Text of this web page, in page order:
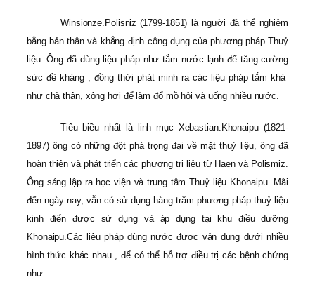
Winsionze.Polisniz (1799-1851) là người đã thể nghiệm
bằng bản thân và khẳng định công dụng của phương pháp Thuỷ
liệu. Ông đã dùng liệu pháp như tắm nước lạnh để tăng cường
sức đề kháng , đồng thời phát minh ra các liệu pháp tắm khá
như chà thân, xông hơi để làm đổ mồ hôi và uống nhiều nước.
Tiêu biều nhất là linh mục Xebastian.Khonaipu (1821-
1897) ông có những đột phá trọng đại về mặt thuỷ liệu, ông đã
hoàn thiện và phát triển các phương trị liệu từ Haen và Polismiz.
Ông sáng lập ra học viện và trung tâm Thuỷ liệu Khonaipu. Mãi
đến ngày nay, vẫn có sử dụng hàng trăm phương pháp thuỷ liệu
kinh điển được sử dụng và áp dụng tại khu điều dưỡng
Khonaipu.Các liệu pháp dùng nước được vận dụng dưới nhiều
hình thức khác nhau , để có thể hỗ trợ điều trị các bệnh chứng
như: